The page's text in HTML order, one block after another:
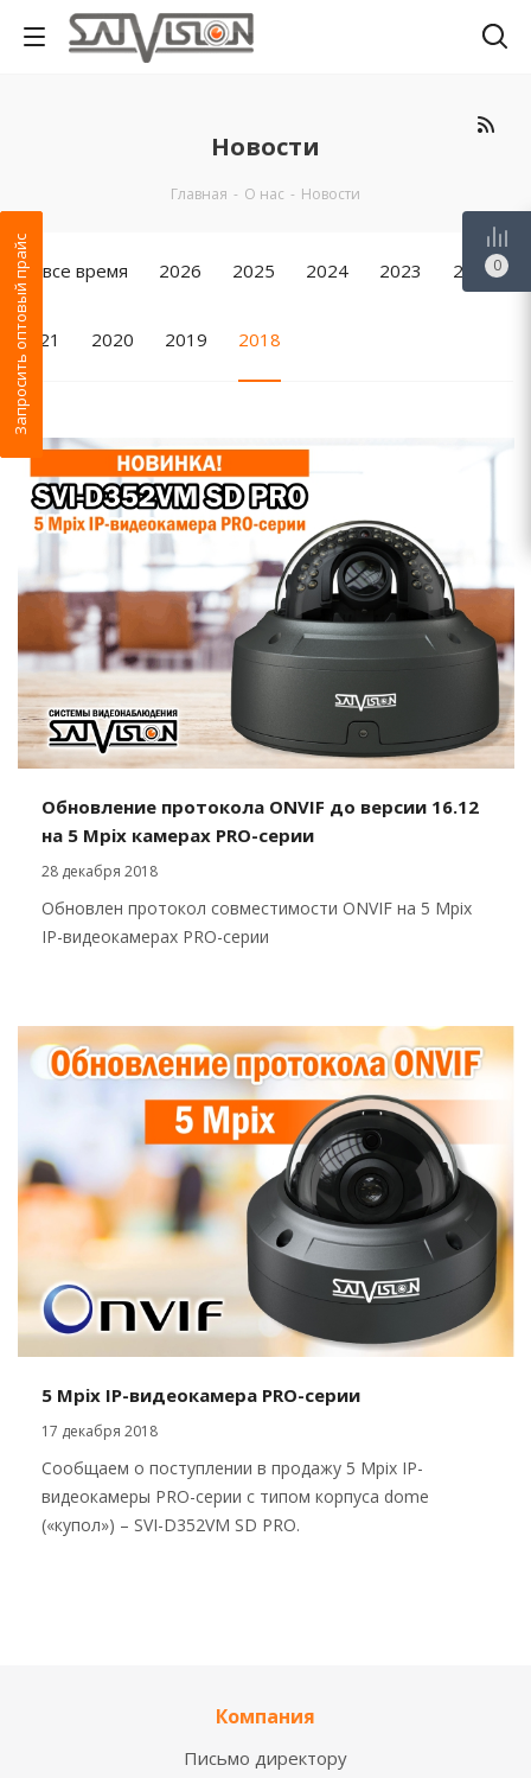
Новости
Главная - О нас - Новости
За все время 2026 2025 2024 2023 2022
2021 2020 2019 2018
Обновление протокола ONVIF до версии 16.12
на 5 Mpix камерах PRO-серии
28 декабря 2018
Обновлен протокол совместимости ONVIF на 5 Mpix
IP-видеокамерах PRO-серии
5 Mpix IP-видеокамера PRO-серии
17 декабря 2018
Сообщаем о поступлении в продажу 5 Mpix IP-
видеокамеры PRO-серии с типом корпуса dome
(«купол») – SVI-D352VM SD PRO.
Компания
Письмо директору
Запросить оптовый прайс 0